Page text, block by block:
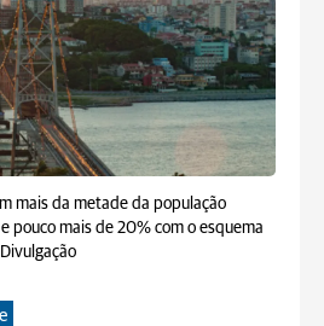
mais da metade da população
pouco mais de 20% com o esquema